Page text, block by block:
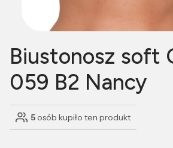
Biustonosz soft
059 B2 Nancy
5 osób kupiło ten produkt